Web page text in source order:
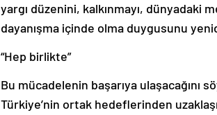
yargı düzenini, kalkınmayı,
dayanışma içinde olma duygusunu
“Hep birlikte”
Bu mücadelenin başarıya ulaşacağını
Türkiye’nin ortak hedeflerinden